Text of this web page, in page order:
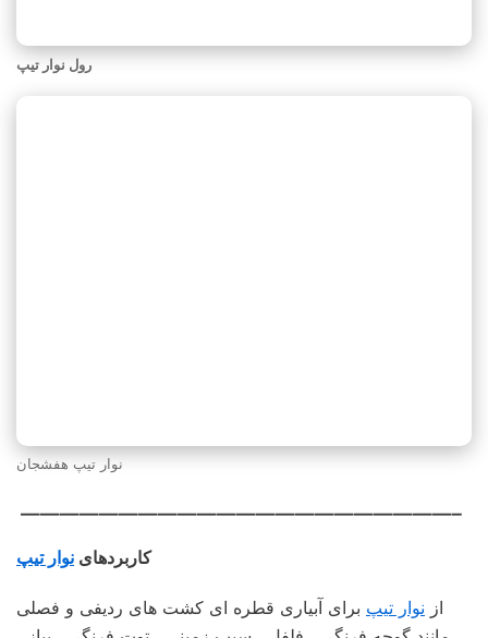
رول نوار تیپ
نوار تیپ هفشجان
——————————————————————–
کاربردهای نوار تیپ
از نوار تیپ برای آبیاری قطره ای کشت های ردیفی و فصلی